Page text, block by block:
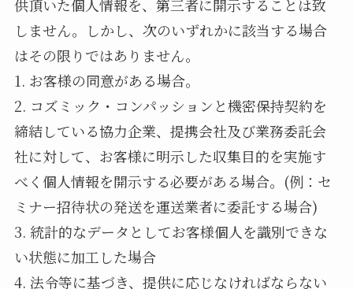
供頂いた個人情報を、第三者に開示することは致
しません。しかし、次のいずれかに該当する場合
はその限りではありません。
1. お客様の同意がある場合。
2. コズミック・コンパッションと機密保持契約を
締結している協力企業、提携会社及び業務委託会
社に対して、お客様に明示した収集目的を実施す
べく個人情報を開示する必要がある場合。(例：セ
ミナー招待状の発送を運送業者に委託する場合)
3. 統計的なデータとしてお客様個人を識別できな
い状態に加工した場合
4. 法令等に基づき、提供に応じなければならない